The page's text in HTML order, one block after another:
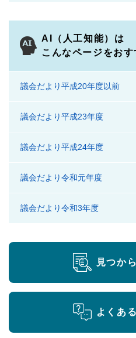
AI（人工知能）は
こんなページをお
議会だより平成20年度以前
議会だより平成23年度
議会だより平成24年度
議会だより令和元年度
議会だより令和3年度
見つか
よくあ